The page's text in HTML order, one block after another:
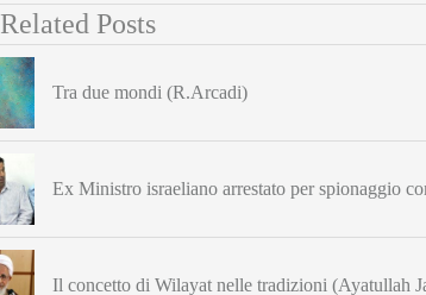
Related Posts
Tra due mondi (R.Arcadi)
Ex Ministro israeliano arrestato per spionaggio
Il concetto di Wilayat nelle tradizioni (Ayatullah